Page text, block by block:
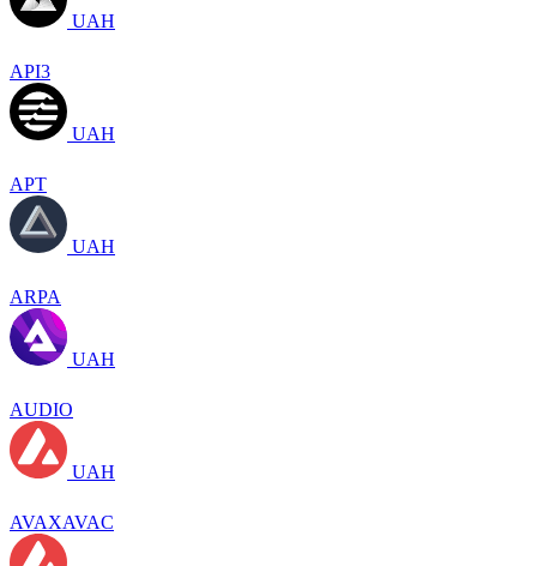
UAH
API3
UAH
APT
UAH
ARPA
UAH
AUDIO
UAH
AVAXAVAC